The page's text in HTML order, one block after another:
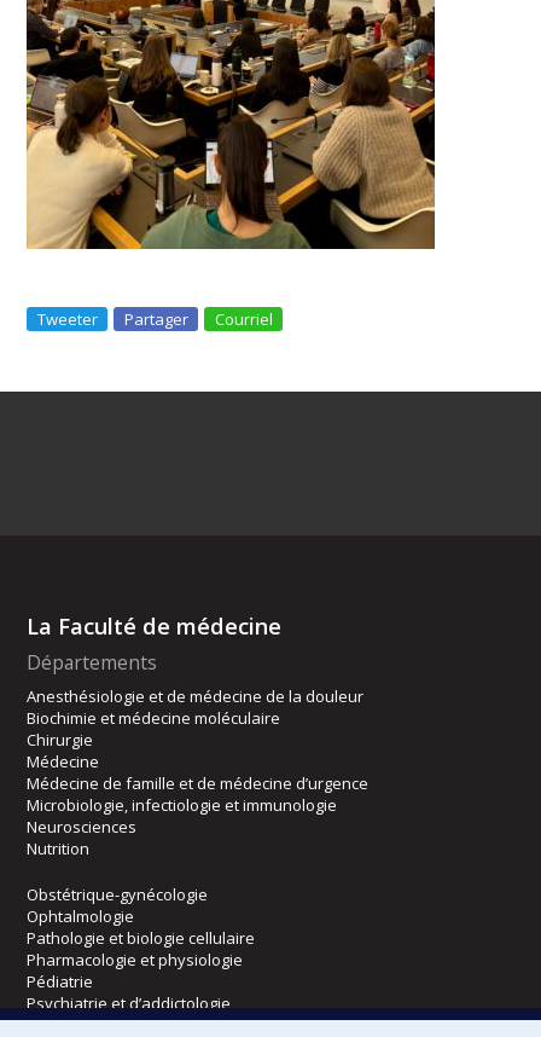
Tweeter Partager Courriel
La Faculté de médecine
Départements
Anesthésiologie et de médecine de la douleur
Biochimie et médecine moléculaire
Chirurgie
Médecine
Médecine de famille et de médecine d’urgence
Microbiologie, infectiologie et immunologie
Neurosciences
Nutrition
Obstétrique-gynécologie
Ophtalmologie
Pathologie et biologie cellulaire
Pharmacologie et physiologie
Pédiatrie
Psychiatrie et d’addictologie
Radiologie, radio-oncologie et médecine nucléaire